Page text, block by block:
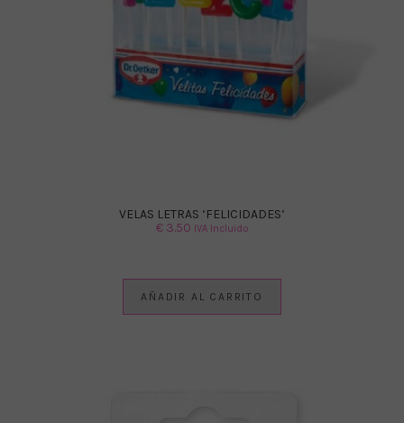
VELAS LETRAS ‘FELICIDADES’
€3.50 IVA Incluido
AÑADIR AL CARRITO